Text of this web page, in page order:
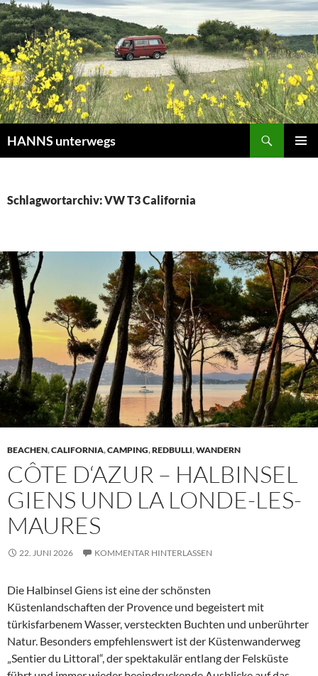
Zum
Inhalt
springen
HANNS unterwegs
Schlagwortarchiv: VW T3 California
BEACHEN,CALIFORNIA,CAMPING,REDBULLI,WANDERN
CÔTE D‘AZUR – HALBINSEL
GIENS UND LA LONDE-LES-
MAURES
22. JUNI 2026 KOMMENTAR HINTERLASSEN
Die Halbinsel Giens ist eine der schönsten
Küstenlandschaften der Provence und begeistert mit
türkisfarbenem Wasser, versteckten Buchten und unberührter
Natur. Besonders empfehlenswert ist der Küstenwanderweg
„Sentier du Littoral“, der spektakulär entlang der Felsküste